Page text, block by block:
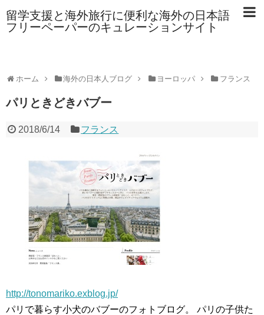
留学支援と海外旅行に便利な海外の日本語
フリーペーパーのキュレーションサイト
ホーム 海外の日本人ブログ ヨーロッパ フランス
パリときどきバブー
2018/6/14 フランス
http://tonomariko.exblog.jp/
パリで暮らす小犬のバブーのフォトブログ。 パリの子供た